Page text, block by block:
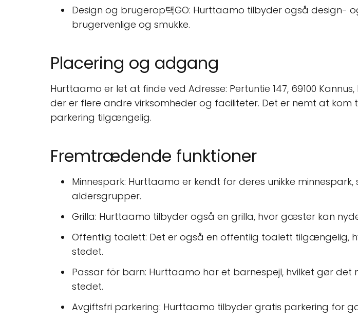
Design og brugerop택GO: Hurttaamo tilbyder også design-
brugervenlige og smukke.
Placering og adgang
Hurttaamo er let at finde ved Adresse: Pertuntie 147, 69100
der er flere andre virksomheder og faciliteter. Det er nemt at
parkering tilgængelig.
Fremtrædende funktioner
Minnespark: Hurttaamo er kendt for deres unikke
aldersgrupper.
Grilla: Hurttaamo tilbyder også en grilla, hvor gæster kan
Offentlig toalett: Det er også en offentlig toalett tilgængelig,
stedet.
Passar för barn: Hurttaamo har et barnespejl, hvilket gør
stedet.
Avgiftsfri parkering: Hurttaamo tilbyder gratis parkering for